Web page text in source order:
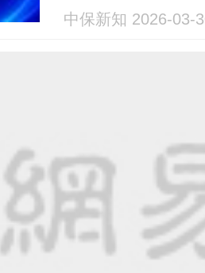
中保新知 2026-03-